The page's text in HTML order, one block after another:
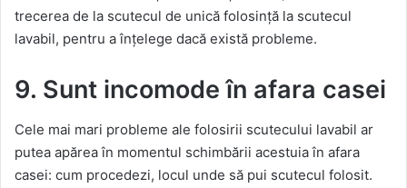
trecerea de la scutecul de unică folosință la scutecul
lavabil, pentru a înțelege dacă există probleme.
9. Sunt incomode în afara casei
Cele mai mari probleme ale folosirii scutecului lavabil ar
putea apărea în momentul schimbării acestuia în afara
casei: cum procedezi, locul unde să pui scutecul folosit.